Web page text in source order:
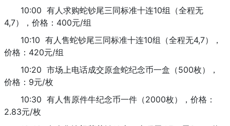
10:00 有人求购蛇钞尾三同标准十连10组（全程无
4,7），价格：400元/组
10:10 有人售蛇钞尾三同标准十连10组（全程无4,7），
价格：420元/组
10:20 市场上电话成交原盒蛇纪念币一盒（500枚），
价格：9元/枚
10:30 有人售原件牛纪念币一件（2000枚），价格：
2.83元/枚